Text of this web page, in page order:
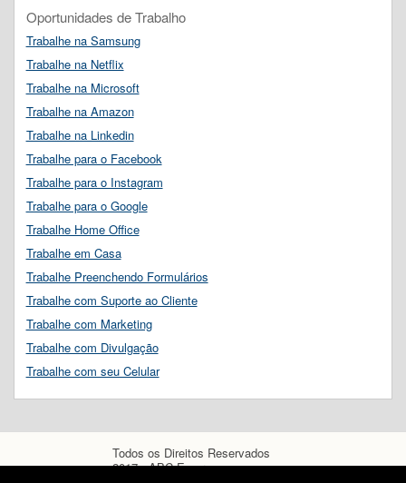
Oportunidades de Trabalho
Trabalhe na Samsung
Trabalhe na Netflix
Trabalhe na Microsoft
Trabalhe na Amazon
Trabalhe na Linkedin
Trabalhe para o Facebook
Trabalhe para o Instagram
Trabalhe para o Google
Trabalhe Home Office
Trabalhe em Casa
Trabalhe Preenchendo Formulários
Trabalhe com Suporte ao Cliente
Trabalhe com Marketing
Trabalhe com Divulgação
Trabalhe com seu Celular
Todos os Direitos Reservados
2017 - ABC Empregos